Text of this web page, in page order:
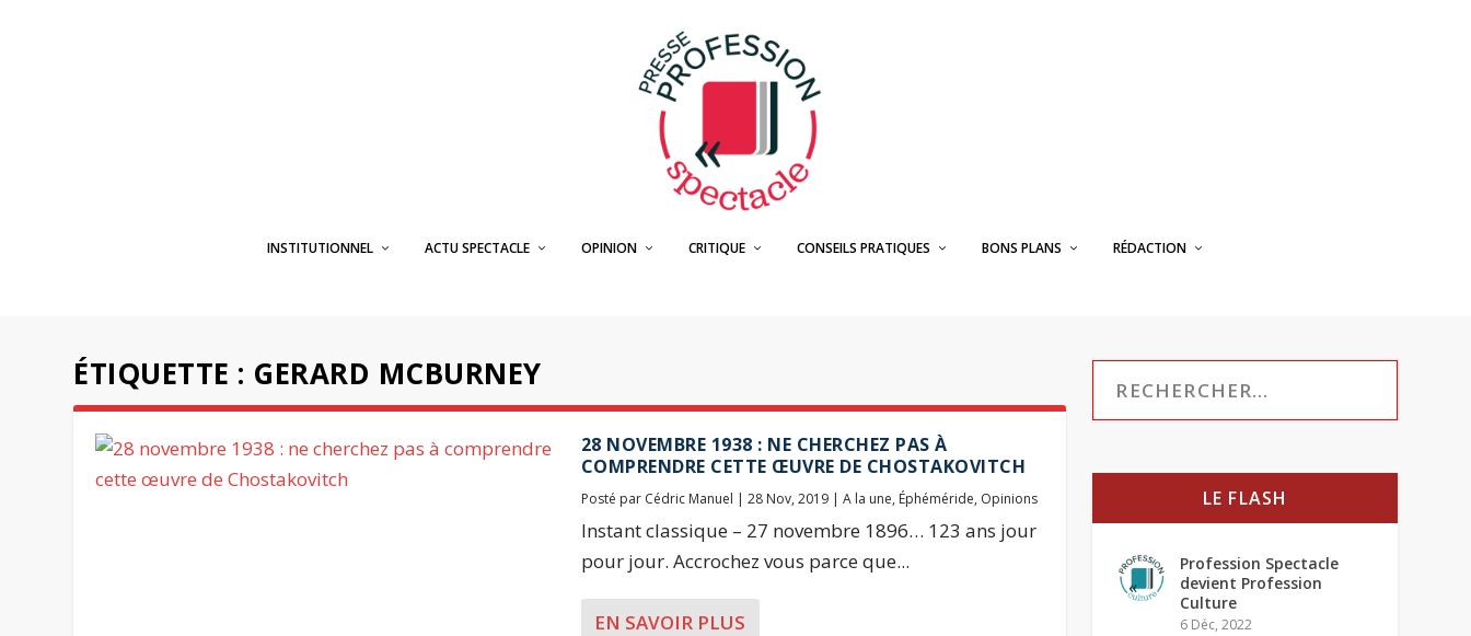
INSTITUTIONNEL ACTU SPECTACLE OPINION CRITIQUE CONSEILS PRATIQUES BONS PLANS RÉDACTION
ÉTIQUETTE : GERARD MCBURNEY
28 NOVEMBRE 1938 : NE CHERCHEZ PAS À
COMPRENDRE CETTE ŒUVRE DE CHOSTAKOVITCH
Posté par Cédric Manuel | 28 Nov, 2019| A la une, Éphéméride, Opinions
Instant classique – 27 novembre 1896… 123 ans jour
pour jour. Accrochez vous parce que...
EN SAVOIR PLUS
LE FLASH
Profession Spectacle
devient Profession
Culture
6 Déc, 2022